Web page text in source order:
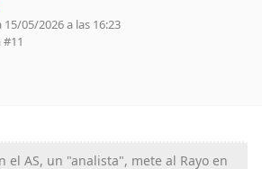
15/05/2026 a las 16:23
#11
el AS, un "analista", mete al Rayo en